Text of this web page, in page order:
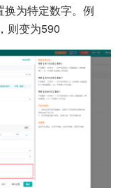
为特定数字。例
则变为590